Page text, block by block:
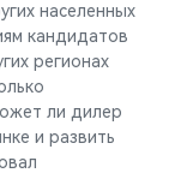
населенных
кандидатов
регионах
ли дилер
и развить